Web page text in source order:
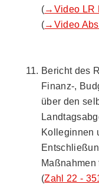
(→Video LR
(→Video
Bericht des
Finanz-,
über den
Kolleginnen
Maßnahmen
(Zahl 22 -